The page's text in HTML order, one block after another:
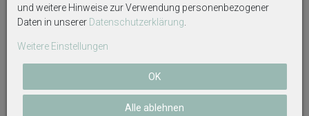
Weitere interessante Artikel
und weitere Hinweise zur Verwendung personenbezogener
Daten in unserer Daten­schutz­erklärung
Weitere Einstellungen
OK
Alle ablehnen